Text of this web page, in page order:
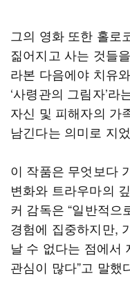
그의 영화 또한 홀로
짊어지고 사는 것들
라본 다음에야 치유
‘사령관의 그림자’
자신 및 피해자의 가
남긴다는 의미로 지
이 작품은 무엇보다
변화와 트라우마의
커 감독은 “일반적으
경험에 집중하지만,
날 수 없다는 점에서
관심이 많다”고 말했